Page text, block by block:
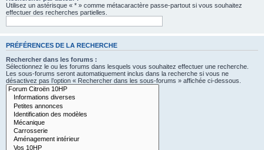
Utilisez un astérisque « * » comme métacaractère passe-partout si vous souhaitez
effectuer des recherches partielles.
PRÉFÉRENCES DE LA RECHERCHE
Rechercher dans les forums :
Sélectionnez le ou les forums dans lesquels vous souhaitez effectuer une recherche.
Les sous-forums seront automatiquement inclus dans la recherche si vous ne
désactivez pas l’option « Rechercher dans les sous-forums » affichée ci-dessous.